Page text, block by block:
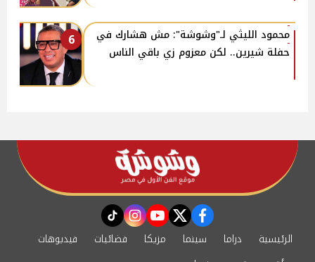
6
محمود الليثي لـ"وشوشة": مش هشارك في
حفلة شيرين.. لكن معزوم زي باقي الناس
facebook
twitter
youtube
instagram
tiktok
الرئيسية دراما سينما مزيكا فضائيات
فيديوهات